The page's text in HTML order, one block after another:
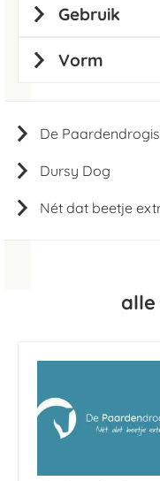
De
Dursy Dog
Nét dat beetje
Gebruik
Vorm